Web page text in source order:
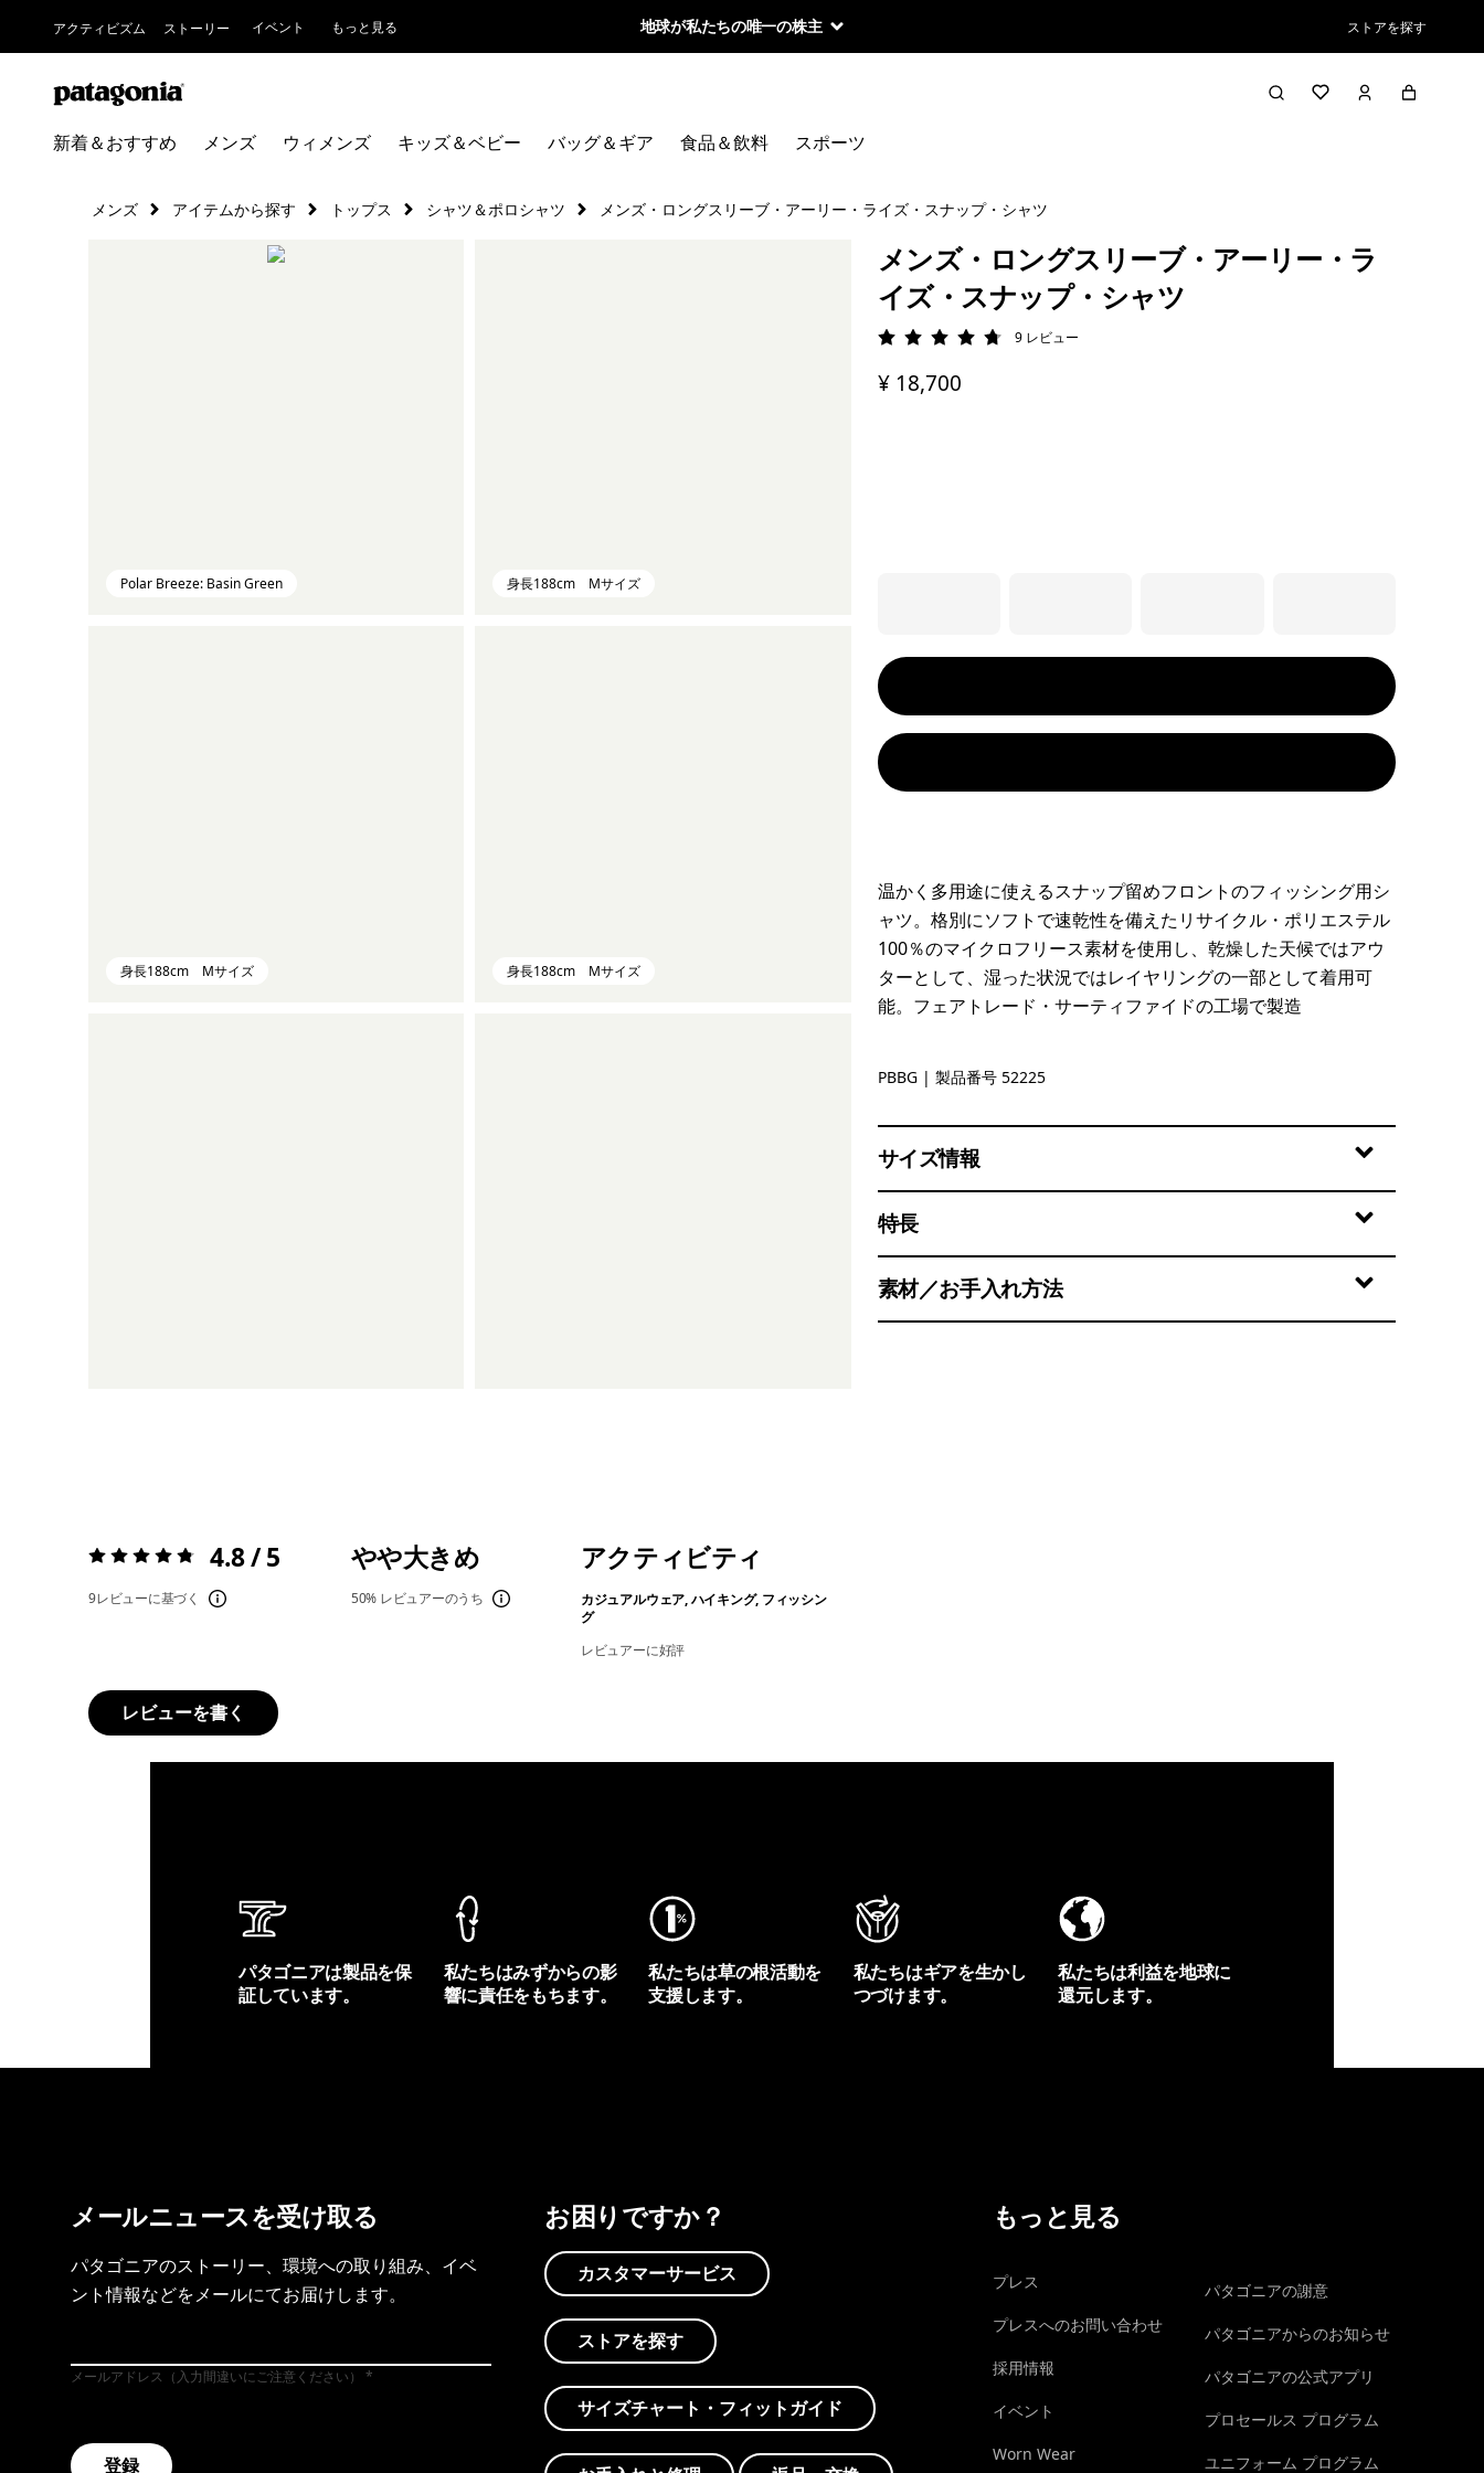
アクティビズム ストーリー イベント もっと見る 地球が私たちの唯一の株主 ストアを探す
新着＆おすすめ メンズ ウィメンズ キッズ＆ベビー バッグ＆ギア 食品＆飲料 スポーツ
メンズ アイテムから探す トップス シャツ＆ポロシャツ メンズ・ロングスリーブ・アーリー・ライズ・スナップ・シャツ
Polar Breeze: Basin Green 身長188cm Mサイズ
身長188cm Mサイズ 身長188cm Mサイズ
メンズ・ロングスリーブ・アーリー・ラ
イズ・スナップ・シャツ
評価: 4.8 / 5
9 レビュー
¥ 18,700
温かく多用途に使えるスナップ留めフロントのフィッシング用シ
ャツ。格別にソフトで速乾性を備えたリサイクル・ポリエステル
100％のマイクロフリース素材を使用し、乾燥した天候ではアウ
ターとして、湿った状況ではレイヤリングの一部として着用可
能。フェアトレード・サーティファイドの工場で製造
Polar Breeze: Basin Green
PBBG | 製品番号 52225
サイズ情報
特長
素材／お手入れ方法
評価:4.8 / 5 4.8 / 5
9レビューに基づく
やや大きめ
50% レビュアーのうち
アクティビティ
カジュアルウェア, ハイキング, フィッシン
グ
レビュアーに好評
レビューを書く
パタゴニアは製品を保
証しています。
私たちはみずからの影
響に責任をもちます。
私たちは草の根活動を
支援します。
私たちはギアを生かし
つづけます。
私たちは利益を地球に
還元します。
メールニュースを受け取る
パタゴニアのストーリー、環境への取り組み、イベ
ント情報などをメールにてお届けします。
メールアドレス（入力間違いにご注意ください）
登録
お困りですか？
カスタマーサービス
ストアを探す
サイズチャート・フィットガイド
もっと見る
プレス
プレスへのお問い合わせ
採用情報
イベント
Worn Wear
パタゴニアの謝意
パタゴニアからのお知らせ
パタゴニアの公式アプリ
プロセールス プログラム
ユニフォーム プログラム